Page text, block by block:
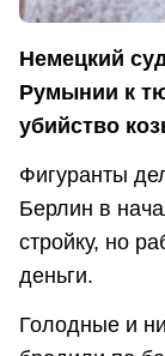
Немецкий
Румынии к
убийство
Фигуранты
Берлин в
стройку, но
деньги.
Голодные и